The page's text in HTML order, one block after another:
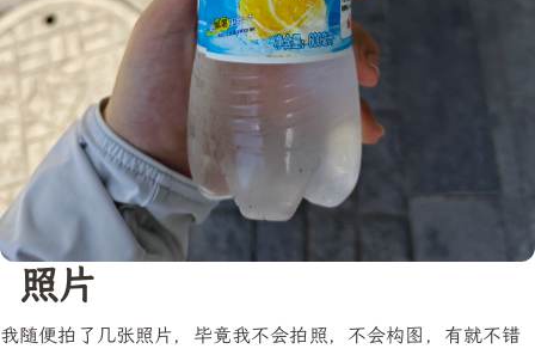
照片
我随便拍了几张照片，毕竟我不会拍照，不会构图，有就不错